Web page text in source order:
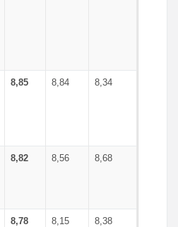
8,85 8,84 8,34
8,82 8,56 8,68
8,78 8,15 8,38